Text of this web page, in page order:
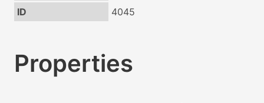
ID
4045
Properties